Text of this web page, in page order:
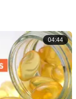
04:44